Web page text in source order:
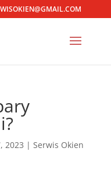
2023 | Serwis Okien